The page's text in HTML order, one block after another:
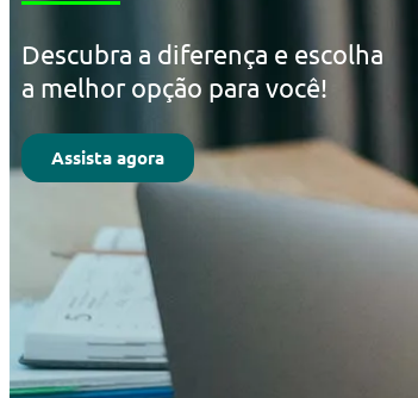
Descubra a diferença e escolha
a melhor opção para você!
Assista agora